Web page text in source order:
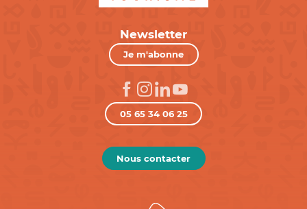
Newsletter
Je m'abonne
05 65 34 06 25
Nous contacter